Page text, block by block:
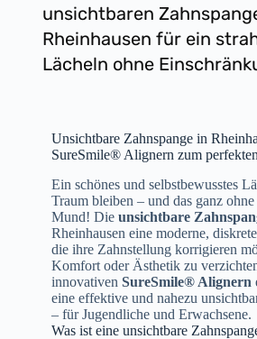
unsichtbaren
Rheinhausen für ein
Lächeln ohne
Unsichtbare Zahnspange in
SureSmile® Alignern zum
Ein schönes und selbstbewusstes
Traum bleiben – und das ganz
Mund! Die unsichtbare
Rheinhausen eine moderne,
die ihre Zahnstellung korrigieren
Komfort oder Ästhetik zu
innovativen SureSmile® Alignern
eine effektive und nahezu
– für Jugendliche und Erwachsene.
Was ist eine unsichtbare